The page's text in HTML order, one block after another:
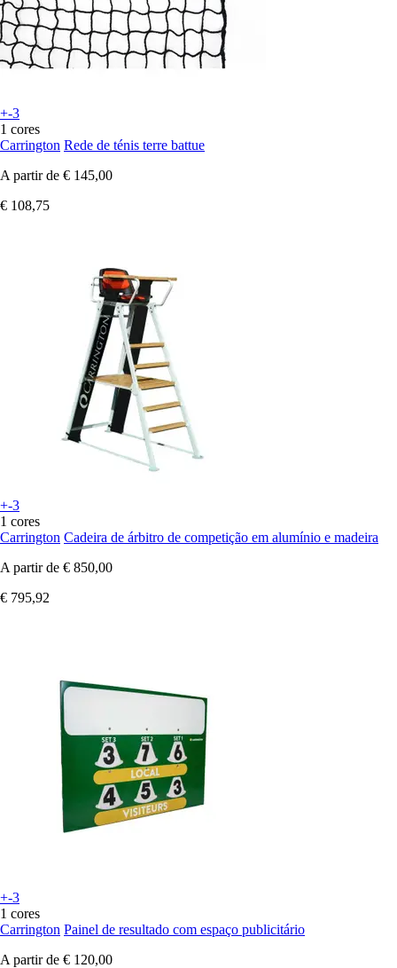
+-3
1 cores
Carrington Rede de ténis terre battue
A partir de € 145,00
€ 108,75
+-3
1 cores
Carrington Cadeira de árbitro de competição em alumínio e madeira
A partir de € 850,00
€ 795,92
+-3
1 cores
Carrington Painel de resultado com espaço publicitário
A partir de € 120,00